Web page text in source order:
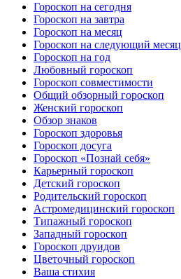
Гороскоп на сегодня
Гороскоп на завтра
Гороскоп на месяц
Гороскоп на следующий месяц
Гороскоп на год
Любовный гороскоп
Гороскоп совместимости
Общий обзорный гороскоп
Женский гороскоп
Обзор знаков
Гороскоп здоровья
Гороскоп досуга
Гороскоп «Познай себя»
Карьерный гороскоп
Детский гороскоп
Родительский гороскоп
Астромедицинский гороскоп
Типажный гороскоп
Западный гороскоп
Гороскоп друидов
Цветочный гороскоп
Ваша стихия